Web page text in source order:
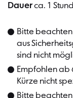
Dauerca. 1
Bitte beachten
aus
sind nicht
Empfohlen ab
Kürze nicht
Bitte